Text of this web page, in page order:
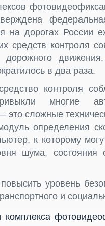
на дорогах России
средств
дорожного
в два раза.
контроля
многие
сложные
определения
к которому
шума,
уровень
и
комплекса